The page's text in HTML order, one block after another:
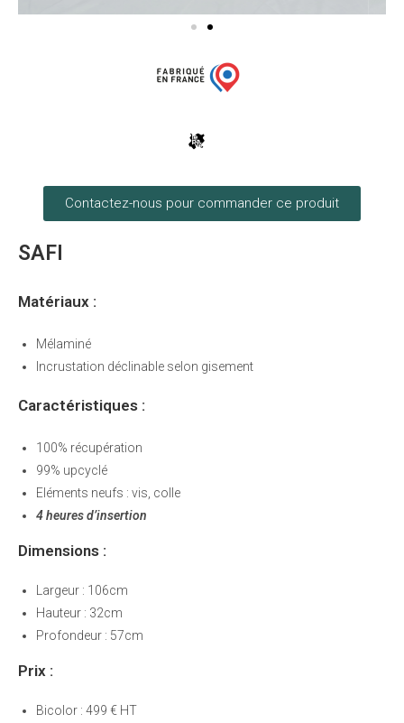
Contactez-nous pour commander ce produit
SAFI
Matériaux :
Mélaminé
Incrustation déclinable selon gisement
Caractéristiques :
100% récupération
99% upcyclé
Eléments neufs : vis, colle
4 heures d’insertion
Dimensions :
Largeur : 106cm
Hauteur : 32cm
Profondeur : 57cm
Prix :
Bicolor : 499 € HT